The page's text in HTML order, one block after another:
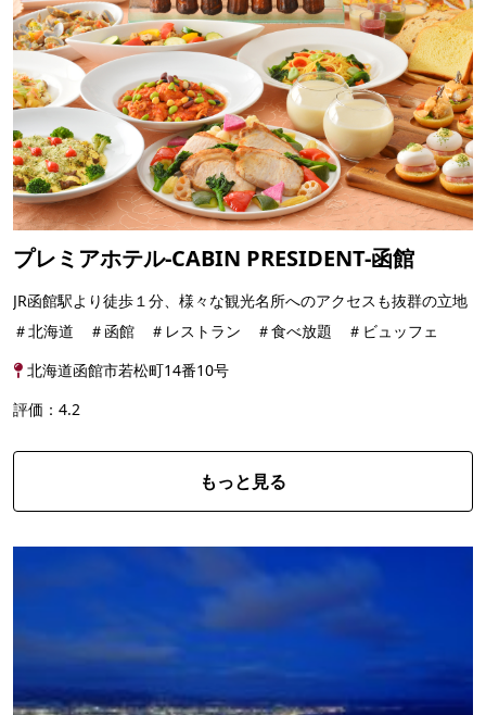
プレミアホテル-CABIN PRESIDENT-函館
JR函館駅より徒歩１分、様々な観光名所へのアクセスも抜群の立地
＃北海道 ＃函館 ＃レストラン ＃食べ放題 ＃ビュッフェ
北海道函館市若松町14番10号
評価：4.2
もっと見る